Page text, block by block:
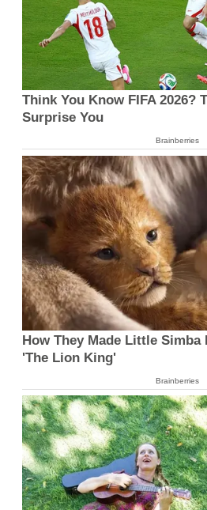
Think You Know FIFA 2026?
Surprise You
Brainberries
How They Made Little
'The Lion King'
Brainberries